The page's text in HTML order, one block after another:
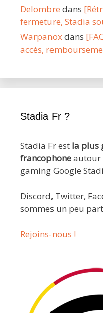
Delombre dans
fermeture, Stadia
Warpanoxdans
accès,
Stadia Fr ?
Stadia Fr est la plus
francophoneautour
gaming Google
Discord, Twitter,
sommes un peu
Rejoins-nous !